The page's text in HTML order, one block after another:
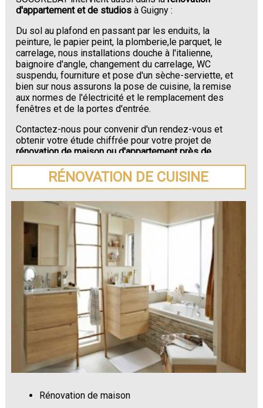
d'appartement et de studios à Guigny :
Du sol au plafond en passant par les enduits, la
peinture, le papier peint, la plomberie,le parquet, le
carrelage, nous installations douche à l'italienne,
baignoire d'angle, changement du carrelage, WC
suspendu, fourniture et pose d'un sèche-serviette, et
bien sur nous assurons la pose de cuisine, la remise
aux normes de l'électricité et le remplacement des
fenêtres et de la portes d'entrée.
Contactez-nous pour convenir d'un rendez-vous et
obtenir votre étude chiffrée pour votre projet de
rénovation de maison ou d'appartement près de
Guigny.
RÉNOVATION DE CUISINE
Rénovation de maison